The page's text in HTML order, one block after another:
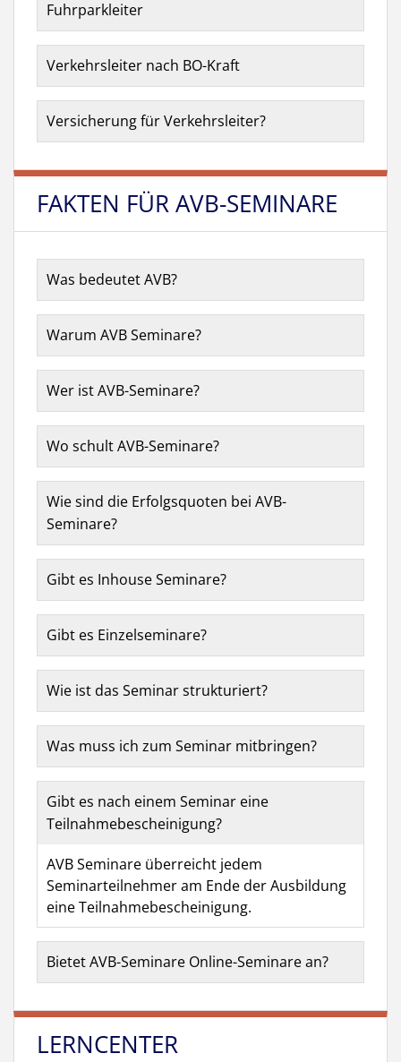
Fuhrparkleiter
Verkehrsleiter nach BO-Kraft
Versicherung für Verkehrsleiter?
FAKTEN FÜR AVB-SEMINARE
Was bedeutet AVB?
Warum AVB Seminare?
Wer ist AVB-Seminare?
Wo schult AVB-Seminare?
Wie sind die Erfolgsquoten bei AVB-
Seminare?
Gibt es Inhouse Seminare?
Gibt es Einzelseminare?
Wie ist das Seminar strukturiert?
Was muss ich zum Seminar mitbringen?
Gibt es nach einem Seminar eine
Teilnahmebescheinigung?
AVB Seminare überreicht jedem
Seminarteilnehmer am Ende der Ausbildung
eine Teilnahmebescheinigung.
Bietet AVB-Seminare Online-Seminare an?
LERNCENTER